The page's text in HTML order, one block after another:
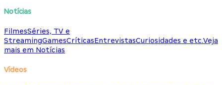
Notícias
FilmesSéries, TV e
StreamingGamesCríticasEntrevistasCuriosidades e etc.Veja
mais em Notícias
Vídeos